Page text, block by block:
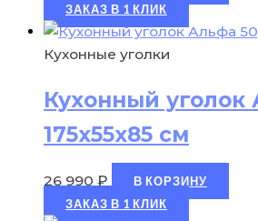
ЗАКАЗ В 1 КЛИК
Кухонные уголки
Кухонный уголок
175х55х85 см
26 990 ₽
В КОРЗИНУ
ЗАКАЗ В 1 КЛИК